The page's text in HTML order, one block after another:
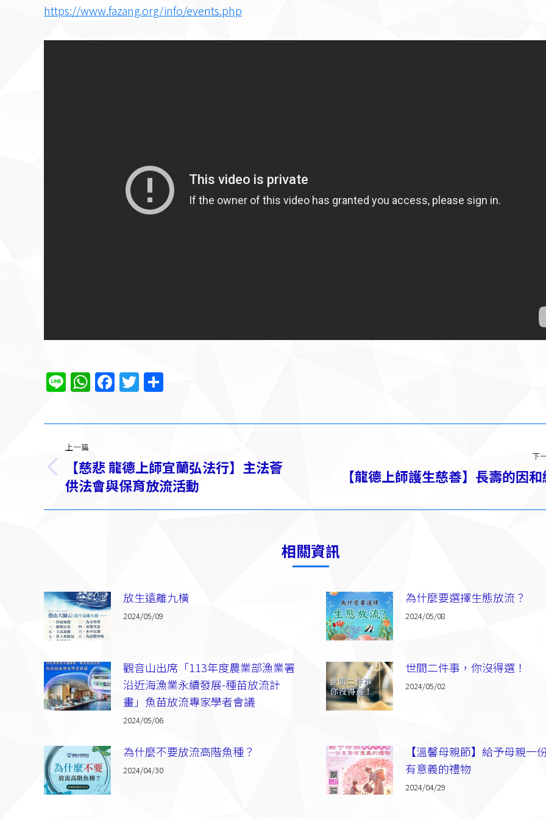
https://www.fazang.org/info/events.php
LineWhatsApp
Facebook
Twitter
章
航
上一篇
上
一
篇：
【慈悲 龍德上師宜蘭弘法行】主法薈
供法會與保育放流活動
下
篇：
【龍德上師護生慈善】長壽的因
相關資訊
放生遠離九橫
2024/05/09
為什麼要選擇生態放流？
2024/05/08
觀音山出席「113年度農業部漁業署
沿近海漁業永續發展-種苗放流計
畫」魚苗放流專家學者會議
2024/05/06
世間二件事，你沒得選！
2024/05/02
為什麼不要放流高階魚種？
2024/04/30
【溫馨母親節】給予母親一
有意義的禮物
2024/04/29